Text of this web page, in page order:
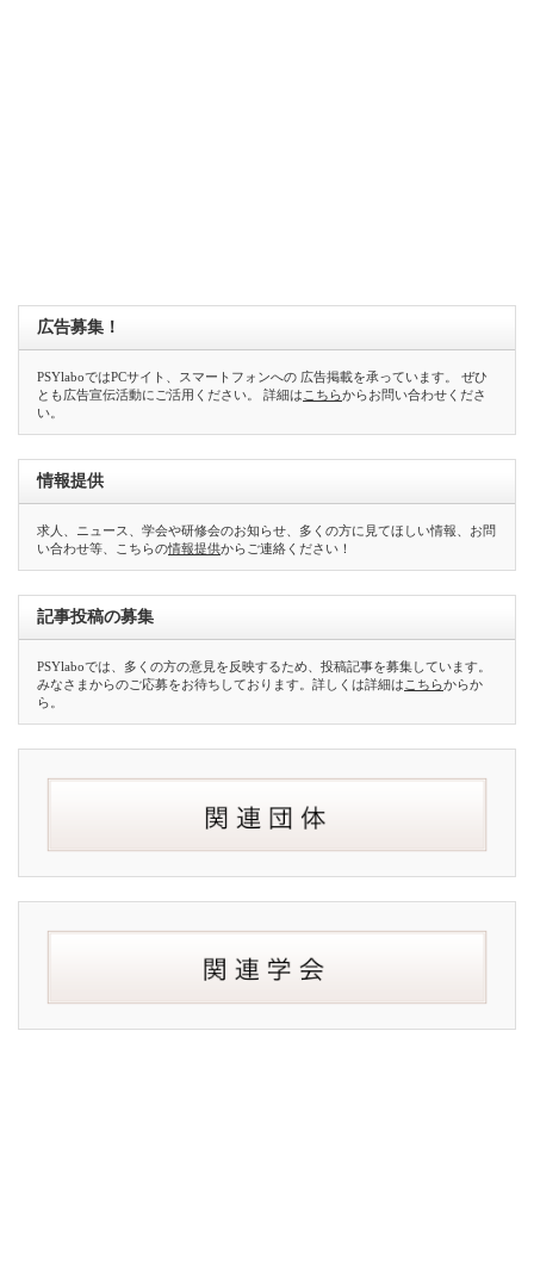
広告募集！
PSYlaboではPCサイト、スマートフォンへの 広告掲載を承っています。 ぜひ
とも広告宣伝活動にご活用ください。 詳細は こちらからお問い合わせくださ
い。
情報提供
求人、ニュース、学会や研修会のお知らせ、多くの方に見てほしい情報、お問
い合わせ等、こちらの情報提供からご連絡ください！
記事投稿の募集
PSYlaboでは、多くの方の意見を反映するため、投稿記事を募集しています。
みなさまからのご応募をお待ちしております。詳しくは詳細は こちらからか
ら。